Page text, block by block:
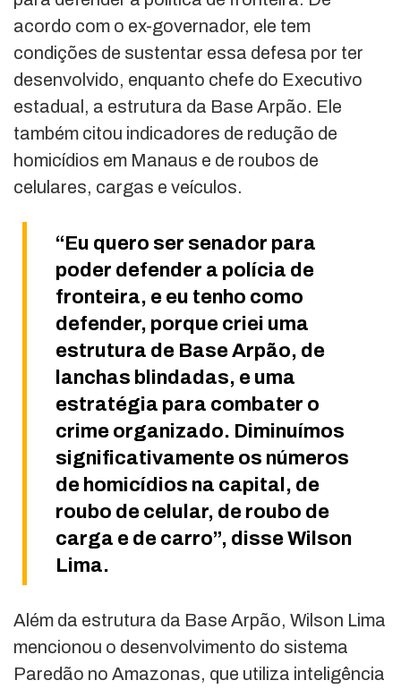
acordo com o ex-governador, ele tem
condições de sustentar essa defesa por ter
desenvolvido, enquanto chefe do Executivo
estadual, a estrutura da Base Arpão. Ele
também citou indicadores de redução de
homicídios em Manaus e de roubos de
celulares, cargas e veículos.
“Eu quero ser senador para
poder defender a polícia de
fronteira, e eu tenho como
defender, porque criei uma
estrutura de Base Arpão, de
lanchas blindadas, e uma
estratégia para combater o
crime organizado. Diminuímos
significativamente os números
de homicídios na capital, de
roubo de celular, de roubo de
carga e de carro”, disse Wilson
Lima.
Além da estrutura da Base Arpão, Wilson Lima
mencionou o desenvolvimento do sistema
Paredão no Amazonas, que utiliza inteligência